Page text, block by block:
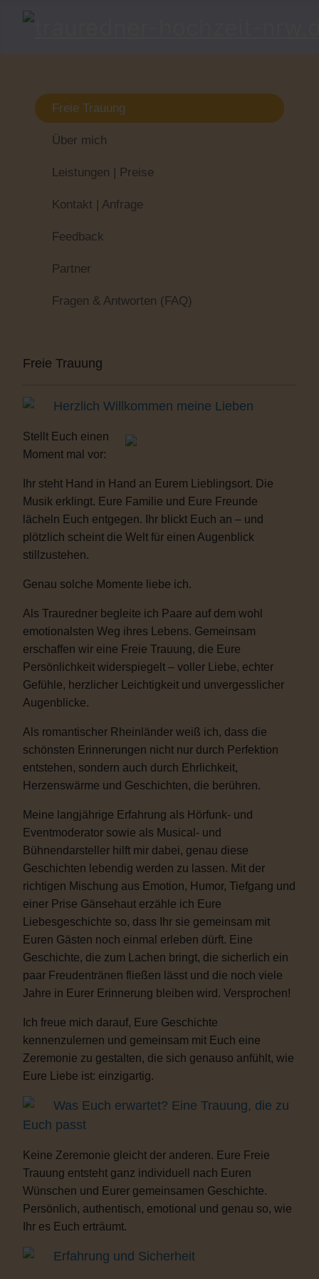
Freie Trauung
Über mich
Leistungen | Preise
Kontakt | Anfrage
Feedback
Partner
Fragen & Antworten (FAQ)
Freie Trauung
Herzlich Willkommen meine Lieben
Stellt Euch einen
Moment mal vor:
Ihr steht Hand in Hand an Eurem Lieblingsort. Die
Musik erklingt. Eure Familie und Eure Freunde
lächeln Euch entgegen. Ihr blickt Euch an – und
plötzlich scheint die Welt für einen Augenblick
stillzustehen.
Genau solche Momente liebe ich.
Als Trauredner begleite ich Paare auf dem wohl
emotionalsten Weg ihres Lebens. Gemeinsam
erschaffen wir eine Freie Trauung, die Eure
Persönlichkeit widerspiegelt – voller Liebe, echter
Gefühle, herzlicher Leichtigkeit und unvergesslicher
Augenblicke.
Als romantischer Rheinländer weiß ich, dass die
schönsten Erinnerungen nicht nur durch Perfektion
entstehen, sondern auch durch Ehrlichkeit,
Herzenswärme und Geschichten, die berühren.
Meine langjährige Erfahrung als Hörfunk- und
Eventmoderator sowie als Musical- und
Bühnendarsteller hilft mir dabei, genau diese
Geschichten lebendig werden zu lassen. Mit der
richtigen Mischung aus Emotion, Humor, Tiefgang und
einer Prise Gänsehaut erzähle ich Eure
Liebesgeschichte so, dass Ihr sie gemeinsam mit
Euren Gästen noch einmal erleben dürft. Eine
Geschichte, die zum Lachen bringt, die sicherlich ein
paar Freudentränen fließen lässt und die noch viele
Jahre in Eurer Erinnerung bleiben wird. Versprochen!
Ich freue mich darauf, Eure Geschichte
kennenzulernen und gemeinsam mit Euch eine
Zeremonie zu gestalten, die sich genauso anfühlt, wie
Eure Liebe ist: einzigartig.
Was Euch erwartet? Eine Trauung, die zu
Euch passt
Keine Zeremonie gleicht der anderen. Eure Freie
Trauung entsteht ganz individuell nach Euren
Wünschen und Eurer gemeinsamen Geschichte.
Persönlich, authentisch, emotional und genau so, wie
Ihr es Euch erträumt.
Erfahrung und Sicherheit